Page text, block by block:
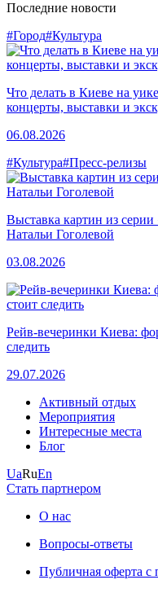
Последние новости
#Город#Культура
Что делать в Киеве на
концерты, выставки и
06.08.2026
#Культура#Пресс-релизы
Выставка картин из
Натальи Гоголевой
03.08.2026
Рейв-вечеринки Киева:
следить
29.07.2026
Активный отдых
Мероприятия
Интересные места
Блог
UaRuEn
Стать партнером
О нас
Вопросы-ответы
Публичная оферта с